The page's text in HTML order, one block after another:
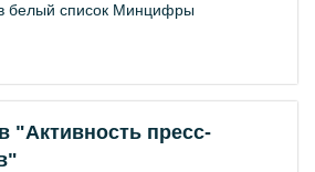
белый список Минцифры
"Активность пресс-